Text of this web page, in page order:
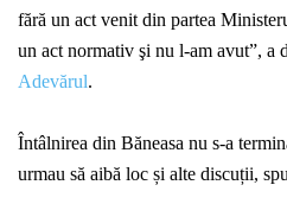
fără un act venit din partea
un act normativ şi nu l-am avut”, a
Adevărul.
Întâlnirea din Băneasa nu s-a
urmau să aibă loc și alte discuții,